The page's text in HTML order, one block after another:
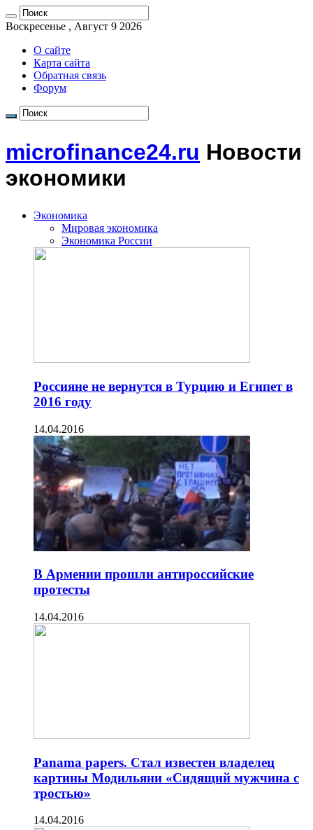
Воскресенье , Август 9 2026
О сайте
Карта сайта
Обратная связь
Форум
microfinance24.ru Новости
экономики
Экономика
Мировая экономика
Экономика России
Россияне не вернутся в Турцию и Египет в
2016 году
14.04.2016
В Армении прошли антироссийские
протесты
14.04.2016
Panama papers. Стал известен владелец
картины Модильяни «Сидящий мужчина с
тростью»
14.04.2016